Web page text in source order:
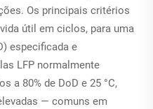
Os principais critérios
útil em ciclos, para uma
especificada e
LFP normalmente
a 80% de DoD e 25 °C,
— comuns em